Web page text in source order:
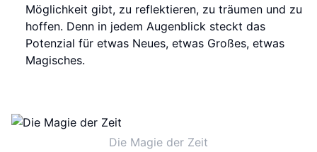
Möglichkeit gibt, zu reflektieren, zu träumen und zu
hoffen. Denn in jedem Augenblick steckt das
Potenzial für etwas Neues, etwas Großes, etwas
Magisches.
Die Magie der Zeit